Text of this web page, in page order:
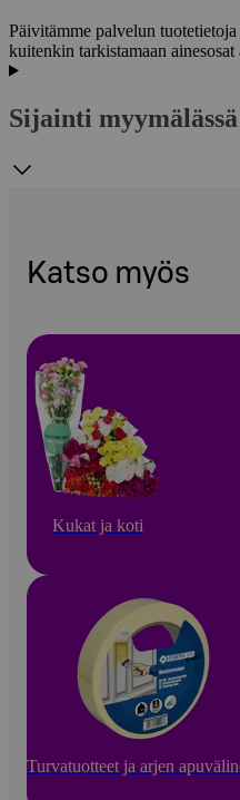
Päivitämme palvelun
kuitenkin tarkistamaan
Sijainti myymälässä
Katso myös
Kukat ja koti
Turvatuotteet ja arjen